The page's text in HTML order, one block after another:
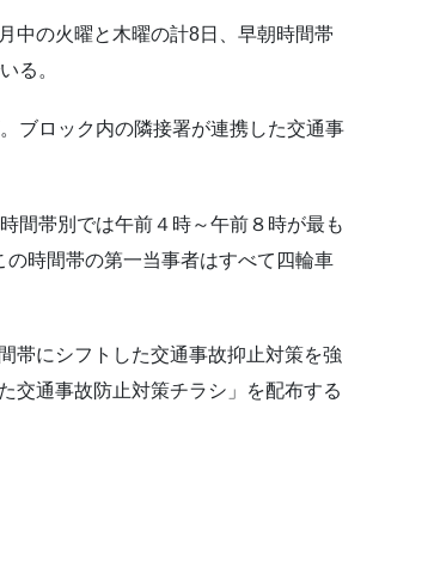
中の火曜と木曜の計8日、早朝時間帯
る。
ブロック内の隣接署が連携した交通事
間帯別では午前４時～午前８時が最も
時間帯の第一当事者はすべて四輪車
帯にシフトした交通事故抑止対策を強
交通事故防止対策チラシ」を配布する